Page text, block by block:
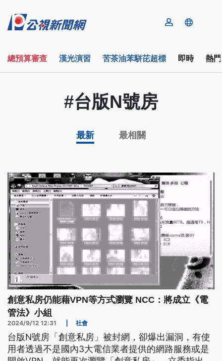
總預算審查 漢光演習 苦茶油苯駢芘超標 即時 熱
#台版N號房
最新 最相關
創意私房仍能藉VPN等方式瀏覽 NCC：將成立《電
管法》小組
2024/9/12 12:31 社會
台版N號房「創意私房」被封網，卻爆出漏洞，有使
用者透過不是國內3大電信業者提供的網路服務或是